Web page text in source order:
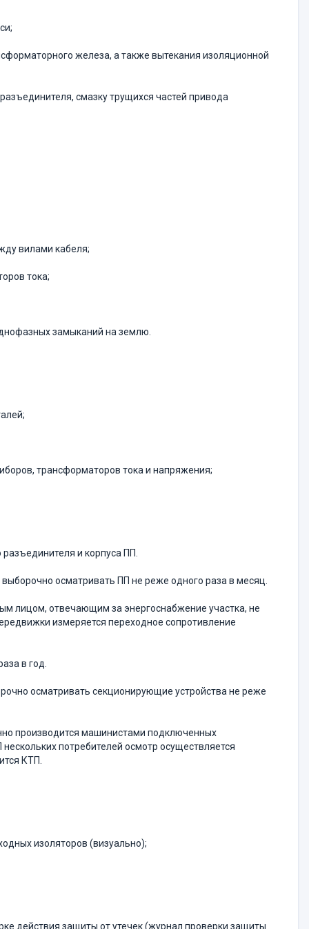
железа, а также вытекания изоляционной
смазку трущихся частей привода
вилами кабеля;
тока;
замыканий на землю.
трансформаторов тока и напряжения;
и корпуса ПП.
осматривать ПП не реже одного раза в месяц.
лицом, отвечающим за энергоснабжение участка, не
измеряется переходное сопротивление
в год.
осматривать секционирующие устройства не реже
производится машинистами подключенных
потребителей осмотр осуществляется
КТП.
изоляторов (визуально);
действия защиты от утечек (журнал проверки защиты